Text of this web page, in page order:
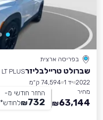
בפריסה ארצית
שברולט טריילבליזרLT PLUS
2022 יד 1
74,594 ק״מ
מחיר
63,144
₪
החזר חודשי מ-
732
₪לחודש*